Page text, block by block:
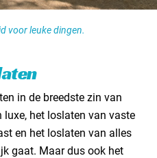
voor leuke dingen.
in de breedste zin van
het loslaten van vaste
en het loslaten van alles
gaat. Maar dus ook het